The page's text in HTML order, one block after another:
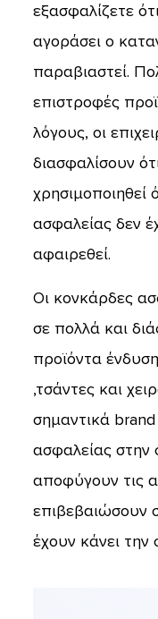
εξασφαλίζετε
αγοράσει ο
παραβιαστεί.
επιστροφές
λόγους, οι
διασφαλίσουν
χρησιμοποιηθεί
ασφαλείας δεν
αφαιρεθεί.
Οι κονκάρδες
σε πολλά και
προϊόντα
,τσάντες και
σημαντικά
ασφαλείας
αποφύγουν τις
επιβεβαιώσουν
έχουν κάνει